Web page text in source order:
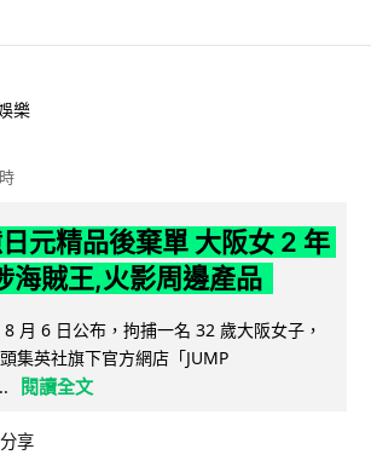
樂
元精品後棄單 大阪女 2 年
海賊王,火影周邊產品
月 6 日公布，拘捕一名 32 歲大阪女子，
集英社旗下官方網店「JUMP
閱讀全文
分享